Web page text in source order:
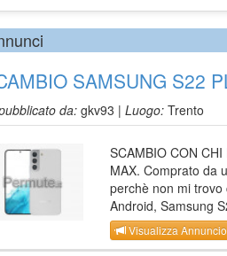
SAMSUNG S22
da: gkv93 | Luogo: Trento
SCAMBIO CON
MAX. Comprato da
perchè non mi
Android, Samsung
Visualizza Annuncio